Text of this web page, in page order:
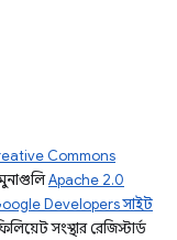
Commons
Apache 2.0
Developers সাইট
সংস্থার রেজিস্টার্ড